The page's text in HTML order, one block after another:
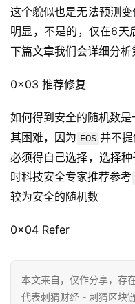
这个貌似也是无法预测
明显，不是的，仅在6天
下篇文章我们会详细分析
0x03 推荐修复
如何得到安全的随机数
其困难，因为 EOS 并不
必须得自己选择，选择
时科技安全专家推荐参考
较为安全的随机数
0x04 Refer
本文来自 ，仅作分享，存
代表刺猬财经 - 刺猬区块